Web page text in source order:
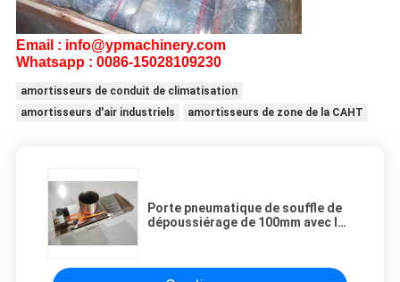
Email : info@ypmachinery.com
Whatsapp : 0086-15028109230
amortisseurs de conduit de climatisation
amortisseurs d'air industriels
amortisseurs de zone de la CAHT
Porte pneumatique de souffle de
dépoussiérage de 100mm avec le